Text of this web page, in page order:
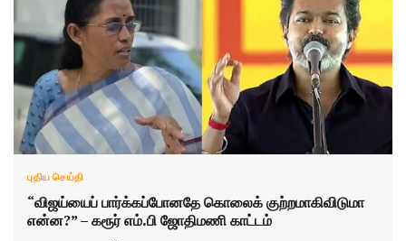
புதிய செய்தி
“விஜய்யைப் பார்க்கப்போனதே கொலைக் குற்றமாகிவிடுமா
என்ன?” – கரூர் எம்.பி ஜோதிமணி காட்டம்